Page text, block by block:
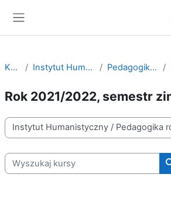
Kursy Instytut Humanistyczny Pedagogika rodziny
Rok 2021/2022, semestr
Kategorie kursów
Wyszukaj kursy